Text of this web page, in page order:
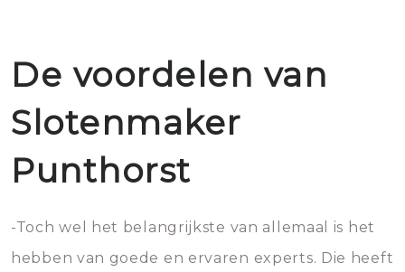
De voordelen van
Slotenmaker
Punthorst
-Toch wel het belangrijkste van allemaal is het
hebben van goede en ervaren experts. Die heeft